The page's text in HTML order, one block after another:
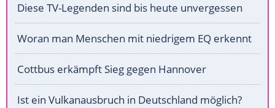
Diese TV-Legenden sind bis heute unvergessen
Woran man Menschen mit niedrigem EQ erkennt
Cottbus erkämpft Sieg gegen Hannover
Ist ein Vulkanausbruch in Deutschland möglich?